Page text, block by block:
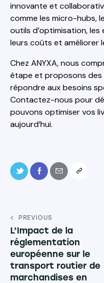
innovante et
comme les micro-hubs,
outils d’optimisation,
leurs coûts et améliorer
Chez ANYXA, nous
étape et proposons des
répondre aux besoins
Contactez-nous pour
pouvons optimiser vos
aujourd’hui.
PREVIOUS
L’Impact de la
réglementation
européenne sur le
transport routier de
marchandises en